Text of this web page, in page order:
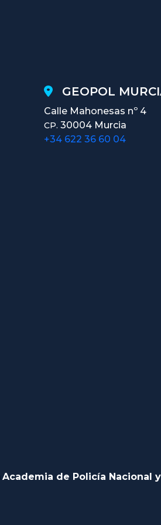
GEOPOL
Calle Mahonesas nº 4
CP. 30004 Murcia
+34 622 36 60 04
Academia de Policía Nacional